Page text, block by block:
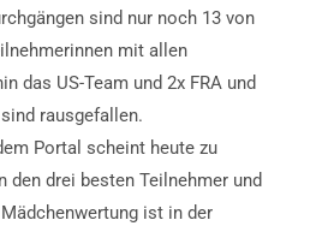
sind nur noch 13 von
mit allen
das US-Team und 2x FRA und
rausgefallen.
Portal scheint heute zu
drei besten Teilnehmer und
ist in der